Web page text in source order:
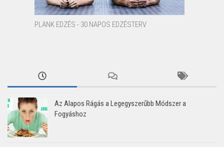
PLANK EDZÉS - 30 NAPOS EDZÉSTERV
Az Alapos Rágás a Legegyszerűbb Módszer a
Fogyáshoz